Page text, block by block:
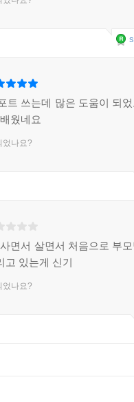
트 쓰는데 많은 도움이 되
웠네요
었나요?
면서 살면서 처음으로 부
고 있는게 신기
었나요?